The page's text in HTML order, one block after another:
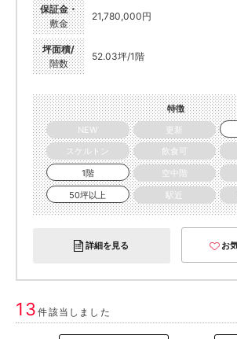
保証金・
敷金
21,780,000円
坪面積/
階数
52.03坪/1階
特徴
NEW
更新
スケルトン
飲食可
1階
空中階
50坪以上
駅近
詳細を見る お
13件該当しました